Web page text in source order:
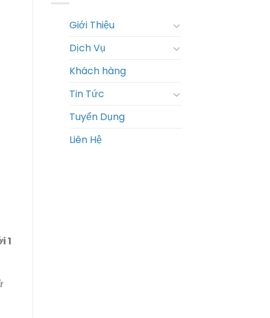
1
Giới Thiệu
Dịch Vụ
Khách hàng
Tin Tức
Tuyển Dụng
Liên Hệ